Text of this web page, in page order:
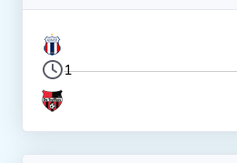
Overige links1